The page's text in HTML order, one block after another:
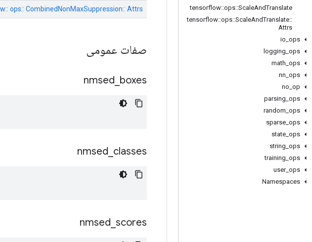
tensorflow::ops::ScaleAndTranslate
tensorflow::ops::ScaleAndTranslate::
Attrs
io ops
logging ops
math ops
nn ops
no op
parsing ops
random ops
sparse ops
state ops
string ops
training ops
user_ ops
Namespaces
ops:: CombinedNonMaxSuppression:: Attrs
صفات عمومی
nmsed boxes
nmsed classes
nmsed scores